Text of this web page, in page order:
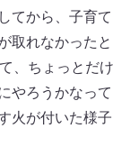
てから、子育て
取れなかったと
、ちょっとだけ
やろうかなって
火が付いた様子